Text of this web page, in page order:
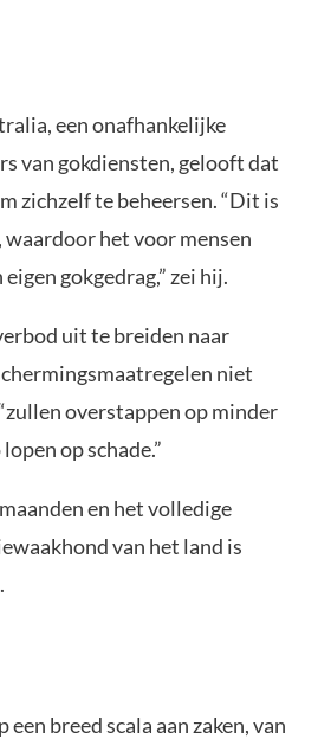
een onafhankelijke
van gokdiensten, gelooft dat
zichzelf te beheersen. “Dit is
het voor mensen
gokgedrag,” zei hij.
uit te breiden naar
niet
overstappen op minder
op schade.”
en het volledige
van het land is
breed scala aan zaken, van